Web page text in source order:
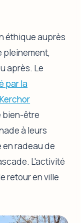
éthique auprès
pleinement,
après. Le
par la
bien-être
à leurs
en radeau de
L'activité
retour en ville